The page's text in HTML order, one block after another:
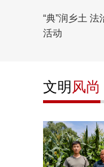
“典”润乡土
活动
文明 风尚